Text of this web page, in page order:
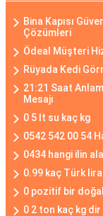
Bina Kapısı
Çözümleri
Ödeal Müşteri
Rüyada Kedi
21:21 Saat
Mesajı
0 5 lt su kaç kg
0542 542 00 54
0434 hangi ilin
0.99 kaç Türk
0 pozitif bir doğal
0 2 ton kaç kg dir